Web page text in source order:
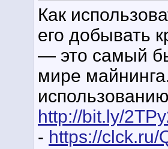
Как
его добывать
— это самый
мире
http://bit.ly/
- https://clck.ru/